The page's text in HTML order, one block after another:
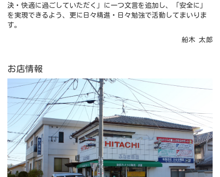
決・快適に過ごしていただく」に一つ文言を追加し、「安全に」
を実現できるよう、更に日々精進・日々勉強で活動してまいりま
す。
船木 太郎
お店情報